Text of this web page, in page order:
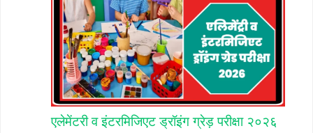
एलेमेंटरी व इंटरमिजिएट ड्रॉइंग ग्रेड़ परीक्षा २०२६